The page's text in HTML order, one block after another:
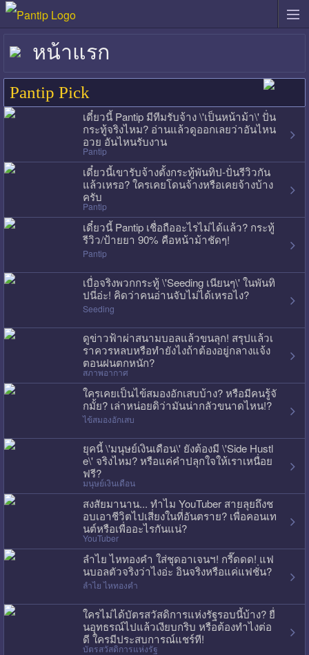
หน้าแรก
Pantip Pick
เดี๋ยวนี้ Pantip มีทีมรับจ้าง \'เป็นหน้าม้า\' ปั่น
กระทู้จริงไหม? อ่านแล้วดูออกเลยว่าอันไหน
อวย อันไหนรับงาน
Pantip
เดี๋ยวนี้เขารับจ้างตั้งกระทู้พันทิป-ปั่นรีวิวกัน
แล้วเหรอ? ใครเคยโดนจ้างหรือเคยจ้างบ้าง
ครับ
Pantip
เดี๋ยวนี้ Pantip เชื่อถืออะไรไม่ได้แล้ว? กระทู้
รีวิว/ป้ายยา 90% คือหน้าม้าชัดๆ!
Pantip
เบื่อจริงพวกกระทู้ \'Seeding เนียนๆ\' ในพันทิ
ปนี่อ่ะ! คิดว่าคนอ่านจับไม่ได้เหรอไง?
Seeding
ดูข่าวฟ้าผ่าสนามบอลแล้วขนลุก! สรุปแล้วเ
ราควรหลบหรือทำยังไงถ้าต้องอยู่กลางแจ้ง
ตอนฝนตกหนัก?
สภาพอากาศ
ใครเคยเป็นไข้สมองอักเสบบ้าง? หรือมีคนรู้จั
กมั้ย? เล่าหน่อยดิว่ามันน่ากลัวขนาดไหน!?
ไข้สมองอักเสบ
ยุคนี้ \'มนุษย์เงินเดือน\' ยังต้องมี \'Side Hustl
e\' จริงไหม? หรือแค่คำปลุกใจให้เราเหนื่อย
ฟรี?
มนุษย์เงินเดือน
สงสัยมานาน... ทำไม YouTuber สายลุยถึงช
อบเอาชีวิตไปเสี่ยงในที่อันตราย? เพื่อคอนเท
นต์หรือเพื่ออะไรกันแน่?
YouTuber
ลำไย ไหทองคำ ใส่ชุดอาเจนฯ! กรี๊ดดด! แฟ
นบอลตัวจริงว่าไงอ่ะ อินจริงหรือแค่แฟชั่น?
ลำไย ไหทองคำ
ใครไม่ได้บัตรสวัสดิการแห่งรัฐรอบนี้บ้าง? ยื่
นอุทธรณ์ไปแล้วเงียบกริบ หรือต้องทำไงต่อ
ดี ใครมีประสบการณ์แชร์ที!
บัตรสวัสดิการแห่งรัฐ